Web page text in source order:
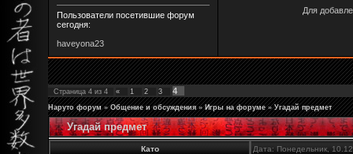
Пользователи посетившие форум
сегодня:
haveyona23
Для
Страница 4 из 4 « 1 2 3 4
Наруто форум » Общение и обсуждения » Игры на форуме » Угадай предмет
Угадай предмет
Като Дата: Понедельник,